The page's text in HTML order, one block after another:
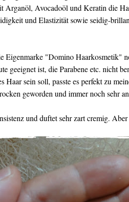
Arganöl, Avocadoöl und Keratin die
und Elastizität sowie seidig-
Eigenmarke "Domino Haarkosmetik"
geeignet ist, die Parabene etc. nicht
Haar sein soll, passte es perfekt zu
geworden und immer noch sehr
und duftet sehr zart cremig.